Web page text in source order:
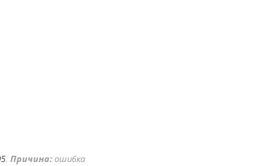
. Причина:ошибка